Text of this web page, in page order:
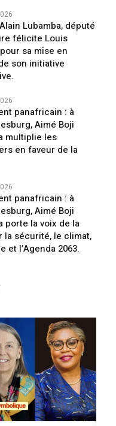
Lubamba, député
félicite Louis
sa mise en
son initiative
panafricain : à
Aimé Boji
multiplie les
en faveur de la
panafricain : à
Aimé Boji
porte la voix de la
la sécurité, le climat,
et l’Agenda 2063.